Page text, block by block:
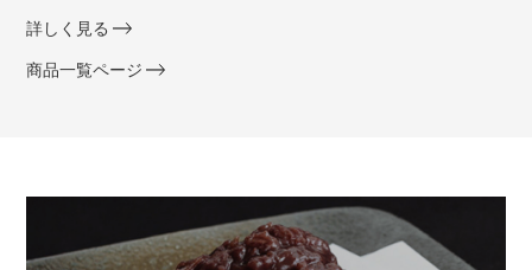
詳しく見る
商品一覧ページ